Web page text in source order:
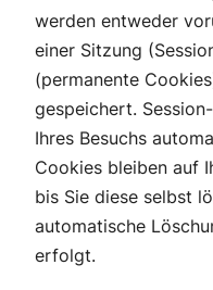
werden entweder
einer Sitzung
(permanente
gespeichert.
Ihres Besuchs
Cookies bleiben auf
bis Sie diese selbst
automatische
erfolgt.